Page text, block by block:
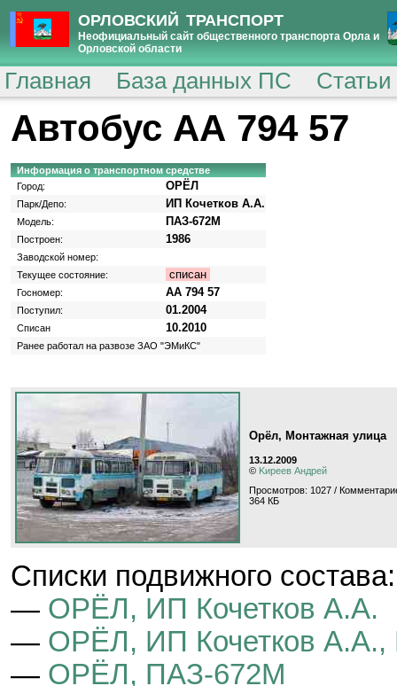
ОРЛОВСКИЙ ТРАНСПОРТ
Неофициальный сайт общественного транспорта Орла и
Орловской области
Главная База данных ПС
Автобус АА 794 57
Информация о транспортном средстве
Город:
ОРЁЛ
Парк/Депо: ИП Кочетков А.А.
Модель: ПАЗ-672М
Построен: 1986
Заводской номер:
Текущее состояние:
списан
Госномер: АА 794 57
Поступил: 01.2004
Списан 10.2010
Ранее работал на развозе ЗАО "ЭМиКС"
Орёл, Монтажная улица
13.12.2009
© Kиpeeв Aндpeй
Просмотров: 1027 /
364 КБ
Cписки подвижного состава:
— ОРЁЛ, ИП Кочетков А.А.
— ОРЁЛ, ИП Кочетков
— ОРЁЛ, ПАЗ-672М